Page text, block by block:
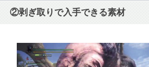
②剥ぎ取りで入手できる素材